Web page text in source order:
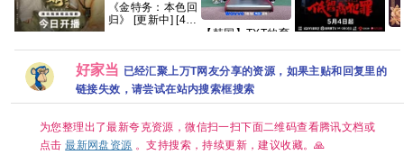
贤婿2 古装喜剧爱
情 潘毅鸿 朱容君
范梦 徐紫茵 已更
最新 夸克
《金特务：本色回
归》 [更新中] [4K
蓝光原盘】
【韩国】TXT的育
TXT的育兒日記 /
TXT's Parenting
Diary 夸克
브）将于 5 月 1
日（周五）独家公
开宣布传奇综艺回
记 (2026) 【王骁/
中字】【4K 持续
更新】
室
剧
好家当 已经汇聚上万T网友分享的资源，如果主贴和回复里的
链接失效，请尝试在站内搜索框搜索
为您整理出了最新夸克资源，微信扫一扫下面二维码查看腾讯文档或
点击最新网盘资源 。支持搜索，持续更新，建议收藏。🙏